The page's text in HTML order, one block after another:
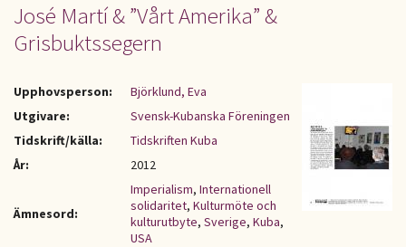
José Martí & ”Vårt Amerika” &
Grisbuktssegern
Upphovsperson:
Björklund, Eva
Utgivare:
Svensk-Kubanska Föreningen
Tidskrift/källa:
Tidskriften Kuba
År:
2012
Ämnesord:
Imperialism, Internationell
solidaritet, Kulturmöte och
kulturutbyte, Sverige, Kuba,
USA